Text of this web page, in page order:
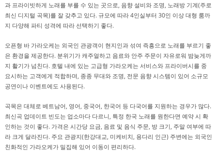
과 프라이빗하게 노래를 부를 수 있는 곳으로, 음향 설비와 조명, 노래방 기계(주로
최신 디지털 곡목)를 잘 갖추고 있다. 규모에 따라 4인실부터 30인 이상 대형 룸까
지 다양해 파티 성격에 따라 선택하기 좋다.
오픈형 바 가라오케는 외국인 관광객이 현지인과 섞여 즉흥으로 노래를 부르기 좋
은 환경을 제공한다. 분위기가 캐주얼하고 음료와 안주 주문이 자유로워 밤늦게까
지 활기가 넘친다. 호텔 내에 있는 고급형 가라오케는 서비스와 프라이버시를 중
요시하는 고객에게 적합하며, 종종 무대와 조명, 전문 음향 시스템이 있어 소규모
공연이나 이벤트에도 사용된다.
곡목은 대체로 베트남어, 영어, 중국어, 한국어 등 다국어를 지원하는 경우가 많다.
최신곡 업데이트 빈도는 업소마다 다르니, 특정 한국 노래를 원한다면 예약 시 확
인하는 것이 좋다. 가격은 시간당 요금, 음료 및 음식 주문, 방 크기, 주말 여부에 따
라 크게 달라진다. 주요 관광지(한강대교, 미케비치, 용다리 인근) 주변에는 외국인
친화적인 가라오케가 밀집해 있어 이동이 편리하다.